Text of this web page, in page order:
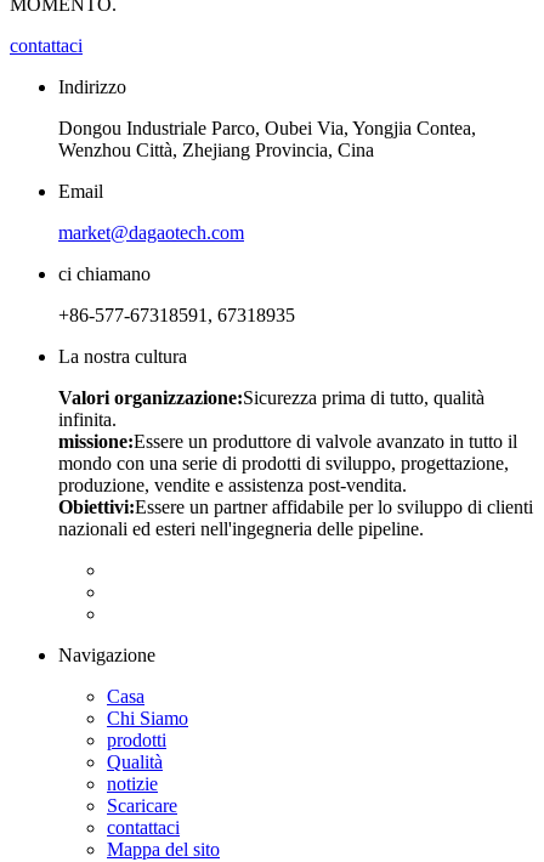
MOMENTO.
contattaci
Indirizzo
Dongou Industriale Parco, Oubei Via, Yongjia Contea,
Wenzhou Città, Zhejiang Provincia, Cina
Email
market@dagaotech.com
ci chiamano
+86-577-67318591, 67318935
La nostra cultura
Valori organizzazione:Sicurezza prima di tutto, qualità
infinita.
missione:Essere un produttore di valvole avanzato in tutto il
mondo con una serie di prodotti di sviluppo, progettazione,
produzione, vendite e assistenza post-vendita.
Obiettivi:Essere un partner affidabile per lo sviluppo di clienti
nazionali ed esteri nell'ingegneria delle pipeline.
Navigazione
Casa
Chi Siamo
prodotti
Qualità
notizie
Scaricare
contattaci
Mappa del sito